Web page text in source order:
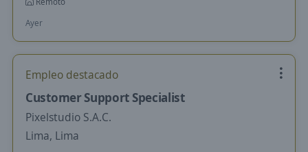
Ayer
Empleo destacado
Customer Support Specialist
Pixelstudio S.A.C.
Lima, Lima